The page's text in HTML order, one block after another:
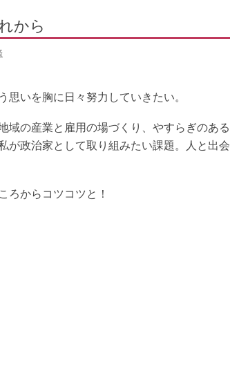
から
思いを胸に日々努力していきたい。
域の産業と雇用の場づくり、やすらぎのあ
が政治家として取り組みたい課題。人と出
ろからコツコツと！